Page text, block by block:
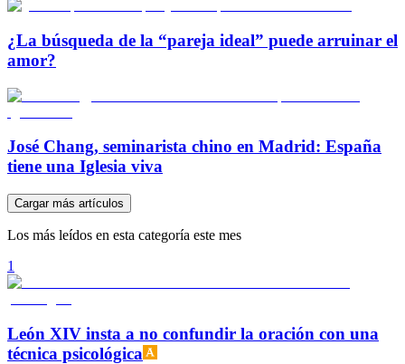
¿La búsqueda de la “pareja ideal” puede arruinar el
amor?
José Chang, seminarista chino en Madrid: España
tiene una Iglesia viva
Cargar más artículos
Los más leídos en esta categoría este mes
1
León XIV insta a no confundir la oración con una
técnica psicológica